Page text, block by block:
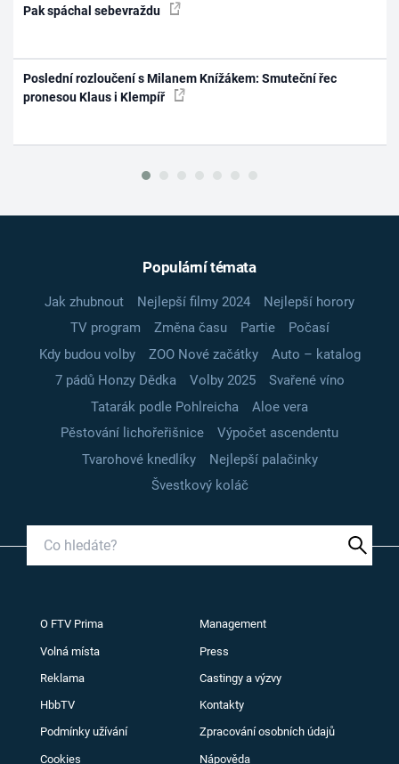
Pak spáchal sebevraždu
Poslední rozloučení s Milanem Knížákem: Smuteční řec
pronesou Klaus i Klempíř
Populární témata
Jak zhubnout Nejlepší filmy 2024
Nejlepší horory
TV program
Změna času Partie
Počasí
Kdy budou volby
ZOO Nové začátky
Auto – katalog
7 pádů Honzy Dědka
Volby 2025
Svařené víno
Tatarák podle Pohlreicha
Aloe vera
Pěstování lichořeřišnice
Výpočet ascendentu
Tvarohové knedlíky
Nejlepší palačinky
Švestkový koláč
O FTV Prima Management
Volná místa Press
Reklama Castingy a výzvy
HbbTV Kontakty
Podmínky užívání Zpracování osobních údajů
Cookies Nápověda